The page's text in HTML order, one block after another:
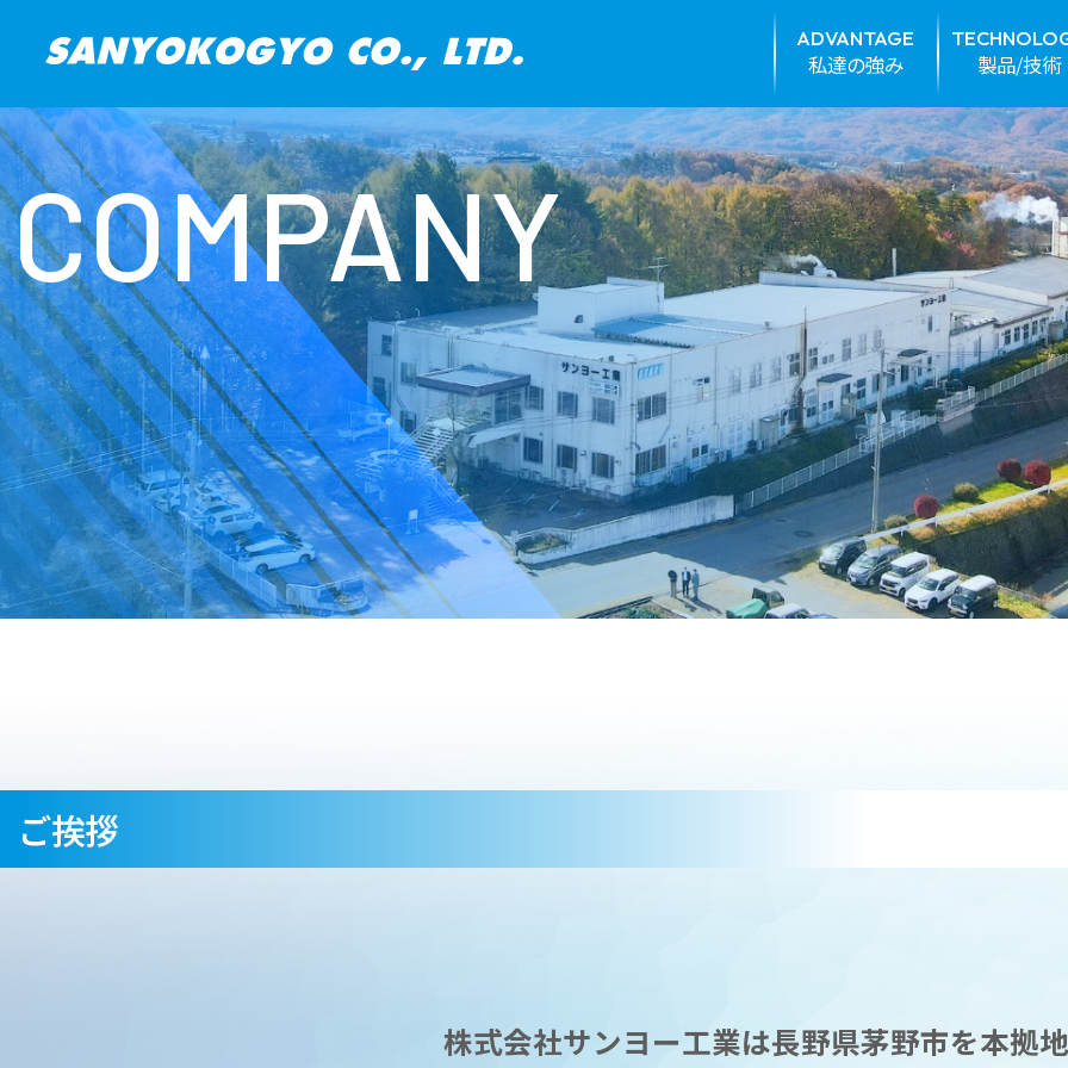
ADVANTAGE
私達の強み 製品/技術
COMPANY
ご挨拶
株式会社サンヨー工業は長野県茅野市を本拠